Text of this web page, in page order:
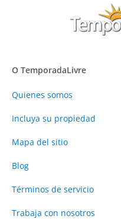
O TemporadaLivre
Quienes somos
Incluya su propiedad
Mapa del sitio
Blog
Términos de servicio
Trabaja con nosotros